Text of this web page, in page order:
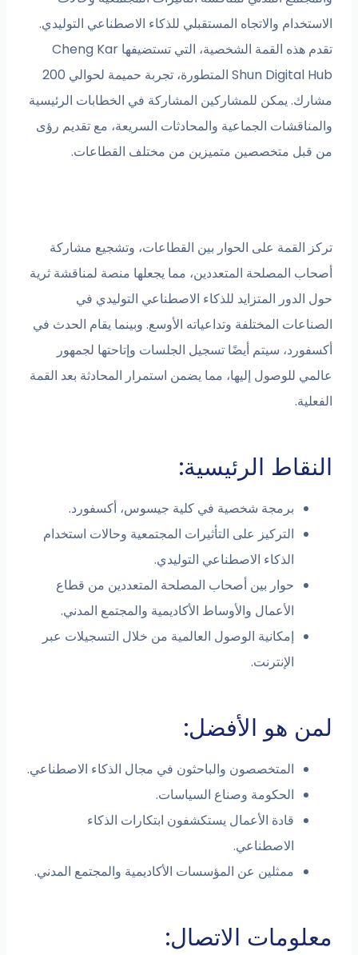
الاستخدام والاتجاه المستقبلي للذكاء الاصطناعي التوليدي.
تقدم هذه القمة الشخصية، التي تستضيفها Cheng Kar
Shun Digital Hub المتطورة، تجربة حميمة لحوالي 200
مشارك. يمكن للمشاركين المشاركة في الخطابات الرئيسية
والمناقشات الجماعية والمحادثات السريعة، مع تقديم رؤى
من قبل متخصصين متميزين من مختلف القطاعات.
تركز القمة على الحوار بين القطاعات، وتشجيع مشاركة
أصحاب المصلحة المتعددين، مما يجعلها منصة لمناقشة ثرية
حول الدور المتزايد للذكاء الاصطناعي التوليدي في
الصناعات المختلفة وتداعياته الأوسع. وبينما يقام الحدث في
أكسفورد، سيتم أيضًا تسجيل الجلسات وإتاحتها لجمهور
عالمي للوصول إليها، مما يضمن استمرار المحادثة بعد القمة
الفعلية.
النقاط الرئيسية:
برمجة شخصية في كلية جيسوس، أكسفورد.
التركيز على التأثيرات المجتمعية وحالات استخدام
الذكاء الاصطناعي التوليدي.
حوار بين أصحاب المصلحة المتعددين من قطاع
الأعمال والأوساط الأكاديمية والمجتمع المدني.
إمكانية الوصول العالمية من خلال التسجيلات عبر
الإنترنت.
لمن هو الأفضل:
المتخصصون والباحثون في مجال الذكاء الاصطناعي.
الحكومة وصناع السياسات.
قادة الأعمال يستكشفون ابتكارات الذكاء
الاصطناعي.
ممثلين عن المؤسسات الأكاديمية والمجتمع المدني.
معلومات الاتصال: